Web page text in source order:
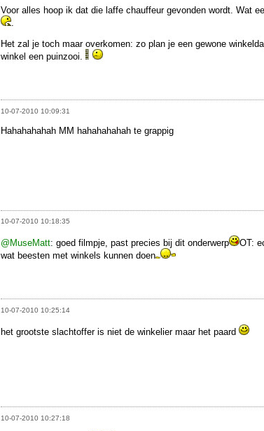
Voor alles hoop ik dat die laffe chauffeur gevonden wordt. Wat
Het zal je toch maar overkomen: zo plan je een gewone
winkel een puinzooi.
10-07-2010 10:09:31
Hahahahahah MM hahahahahah te grappig
10-07-2010 10:18:35
@MuseMatt: goed filmpje, past precies bij dit onderwerp
OT:
wat beesten met winkels kunnen doen
10-07-2010 10:25:14
het grootste slachtoffer is niet de winkelier maar het paard
10-07-2010 10:27:18